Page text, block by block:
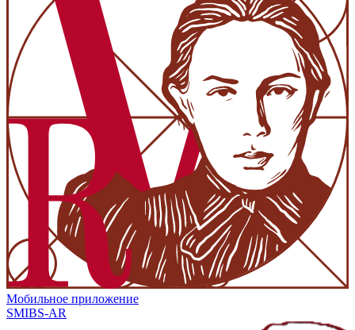
Мобильное приложение
SMIBS-AR